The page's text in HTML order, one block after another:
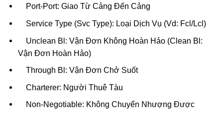
Port-Port: Giao Từ Cảng Đến Cảng
Service Type (Svc Type): Loại Dịch Vụ (Vd: Fcl/Lcl)
Unclean Bl: Vận Đơn Không Hoàn Hảo (Clean Bl:
Vận Đơn Hoàn Hảo)
Through Bl: Vận Đơn Chở Suốt
Charterer: Người Thuê Tàu
Non-Negotiable: Không Chuyển Nhượng Được